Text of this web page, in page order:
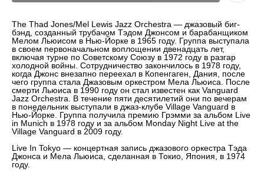
The Thad Jones/Mel Lewis Jazz Orchestra — джазовый биг-
бэнд, созданный трубачом Тэдом Джонсом и барабанщиком
Мелом Льюисом в Нью-Йорке в 1965 году. Группа выступала
в своем первоначальном воплощении двенадцать лет,
включая турне по Советскому Союзу в 1972 году в разгар
холодной войны. Сотрудничество закончилось в 1978 году,
когда Джонс внезапно переехал в Копенгаген, Дания, после
чего группа стала Джазовым оркестром Мела Льюиса. После
смерти Льюиса в 1990 году он стал известен как Vanguard
Jazz Orchestra. В течение пяти десятилетий они по вечерам
в понедельник выступали в джаз-клубе Village Vanguard в
Нью-Йорке. Группа получила премию Грэмми за альбом Live
in Munich в 1978 году и за альбом Monday Night Live at the
Village Vanguard в 2009 году.
Live In Tokyo — концертная запись джазового оркестра Тэда
Джонса и Мела Льюиса, сделанная в Токио, Япония, в 1974
году.